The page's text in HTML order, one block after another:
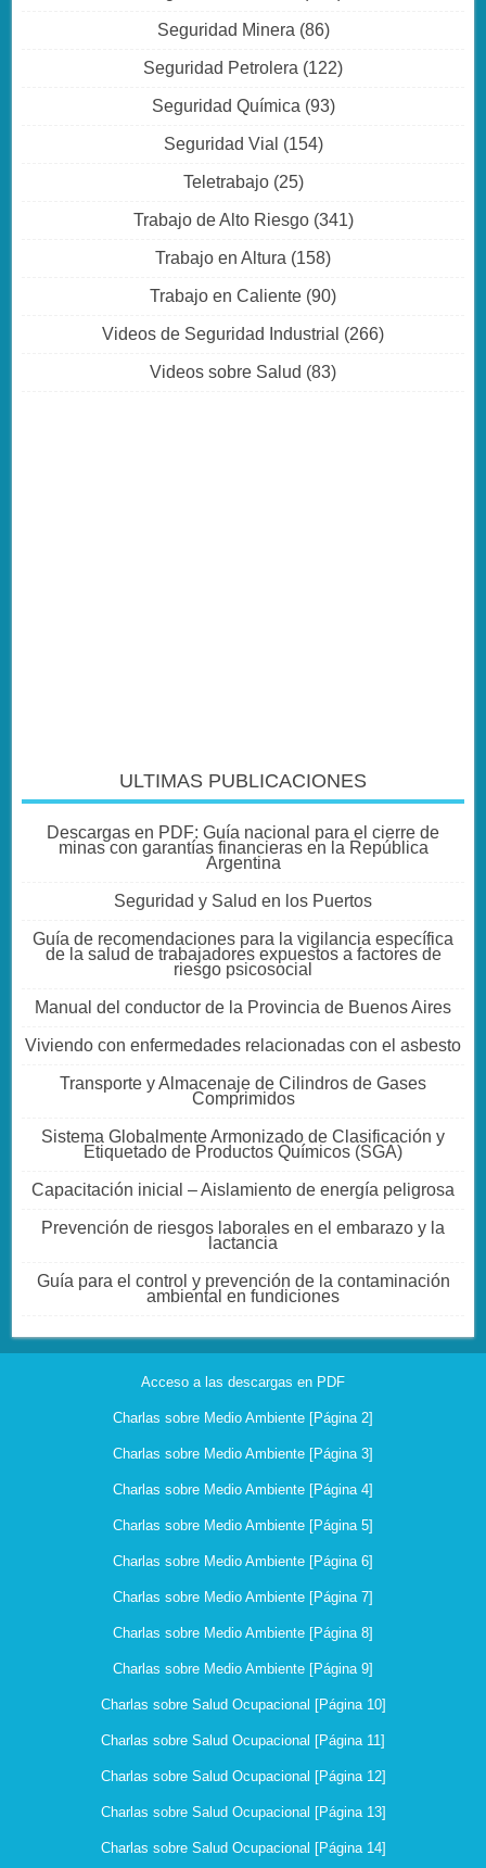
Seguridad Minera (86)
Seguridad Petrolera (122)
Seguridad Química (93)
Seguridad Vial (154)
Teletrabajo(25)
Trabajo de Alto Riesgo(341)
Trabajo en Altura (158)
Trabajo en Caliente (90)
Videos de Seguridad Industrial (266)
Videos sobre Salud (83)
ULTIMAS PUBLICACIONES
Descargas en PDF: Guía nacional para el cierre de
minas con garantías financieras en la República
Argentina
Seguridad y Salud en los Puertos
Guía de recomendaciones para la vigilancia específica
de la salud de trabajadores expuestos a factores de
riesgo psicosocial
Manual del conductor de la Provincia de Buenos Aires
Viviendo con enfermedades relacionadas con el asbesto
Transporte y Almacenaje de Cilindros de Gases
Comprimidos
Sistema Globalmente Armonizado de Clasificación y
Etiquetado de Productos Químicos (SGA)
Capacitación inicial – Aislamiento de energía peligrosa
Prevención de riesgos laborales en el embarazo y la
lactancia
Guía para el control y prevención de la contaminación
ambiental en fundiciones
Acceso a las descargas en PDF
Charlas sobre Medio Ambiente [Página 2]
Charlas sobre Medio Ambiente [Página 3]
Charlas sobre Medio Ambiente [Página 4]
Charlas sobre Medio Ambiente [Página 5]
Charlas sobre Medio Ambiente [Página 6]
Charlas sobre Medio Ambiente [Página 7]
Charlas sobre Medio Ambiente [Página 8]
Charlas sobre Medio Ambiente [Página 9]
Charlas sobre Salud Ocupacional [Página 10]
Charlas sobre Salud Ocupacional [Página 11]
Charlas sobre Salud Ocupacional [Página 12]
Charlas sobre Salud Ocupacional [Página 13]
Charlas sobre Salud Ocupacional [Página 14]